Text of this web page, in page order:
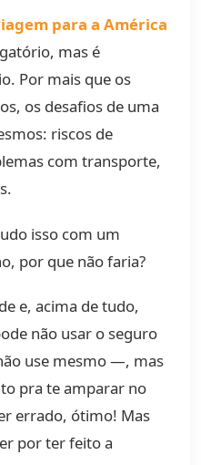
para a América
mas é
Por mais que os
os desafios de uma
riscos de
com transporte,
isso com um
por que não faria?
e, acima de tudo,
não usar o seguro
use mesmo —, mas
pra te amparar no
errado, ótimo! Mas
por ter feito a